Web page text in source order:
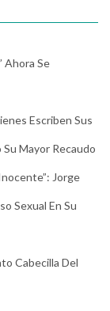
Ahora Se
Escriben Sus
Mayor Recaudo
Jorge
Sexual En Su
Cabecilla Del